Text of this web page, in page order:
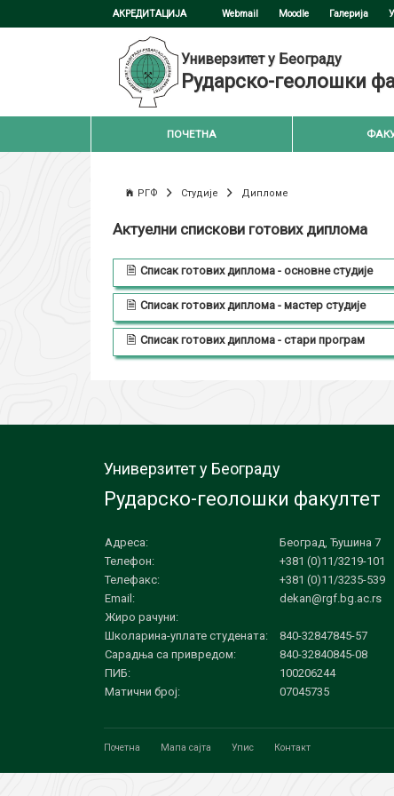
АКРЕДИТАЦИЈА Webmail Moodle Галерија
Универзитет у Београду
Рударско-геолошки
ПОЧЕТНА
РГФ Студије Дипломе
Актуелни спискови готових диплома
Списак готових диплома - основне студије
Списак готових диплома - мастер студије
Списак готових диплома - стари програм
Универзитет у Београду
Рударско-геолошки факултет
Адреса:
Београд, Ђушина 7
Телефон:
+381 (0)11/3219-101
Телефакс:
+381 (0)11/3235-539
Email:
dekan@rgf.bg.ac.rs
Жиро рачуни:
Школарина-уплате студената:
840-32847845-57
Сарадња са привредом:
840-32840845-08
ПИБ:
100206244
Матични број:
07045735
Почетна Мапа сајта Упис Контакт